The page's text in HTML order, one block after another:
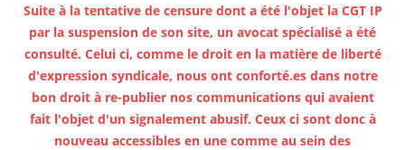
Suite à la tentative de censure dont a été l'objet la CGT IP
par la suspension de son site, un avocat spécialisé a été
consulté. Celui ci, comme le droit en la matière de liberté
d'expression syndicale, nous ont conforté.es dans notre
bon droit à re-publier nos communications qui avaient
fait l'objet d'un signalement abusif. Ceux ci sont donc à
nouveau accessibles en une comme au sein des